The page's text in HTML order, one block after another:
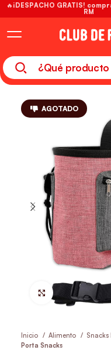
AGOTADO
Hacer Zoom
Inicio Alimento Snacks
Porta Snacks
🔥¡DESPACHO GRATIS!
RM